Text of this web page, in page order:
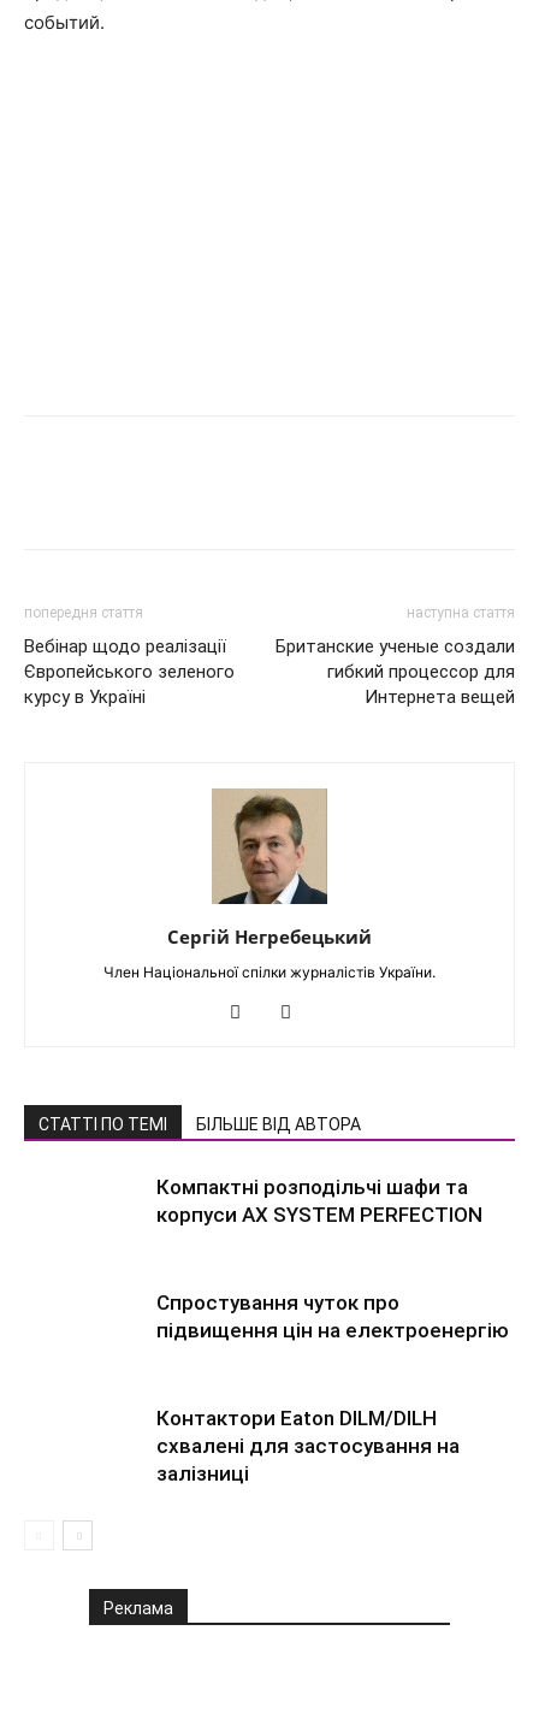
событий.
попередня стаття
Вебінар щодо реалізації
Європейського зеленого
курсу в Україні
наступна стаття
Британские ученые создали
гибкий процессор для
Интернета вещей
Сергій Негребецький
Член Національної спілки журналістів України.
СТАТТІ ПО ТЕМІ БІЛЬШЕ ВІД АВТОРА
Компактні розподільчі шафи та
корпуси AX SYSTEM PERFECTION
Спростування чуток про
підвищення цін на електроенергію
Контактори Eaton DILM/DILH
схвалені для застосування на
залізниці
Реклама